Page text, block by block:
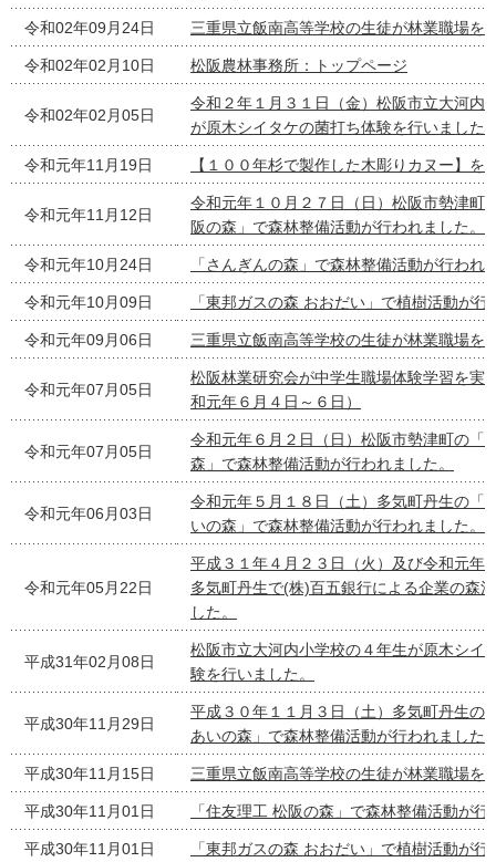
令和02年09月24日 三重県立飯南高等学校の生徒が林業職場を
令和02年02月10日 松阪農林事務所：トップページ
令和02年02月05日
令和２年１月３１日（金）松阪市立大河内
が原木シイタケの菌打ち体験を行いました
令和元年11月19日 【１００年杉で製作した木彫りカヌー】を
令和元年11月12日
令和元年１０月２７日（日）松阪市勢津町
阪の森」で森林整備活動が行われました。
令和元年10月24日 「さんぎんの森」で森林整備活動が行われ
令和元年10月09日 「東邦ガスの森 おおだい」で植樹活動が
令和元年09月06日 三重県立飯南高等学校の生徒が林業職場を
令和元年07月05日
松阪林業研究会が中学生職場体験学習を実
和元年６月４日～６日）
令和元年07月05日
令和元年６月２日（日）松阪市勢津町の「
森」で森林整備活動が行われました。
令和元年06月03日
令和元年５月１８日（土）多気町丹生の「
いの森」で森林整備活動が行われました。
令和元年05月22日
平成３１年４月２３日（火）及び令和元年
多気町丹生で(株)百五銀行による企業の森
した。
平成31年02月08日
松阪市立大河内小学校の４年生が原木シイ
験を行いました。
平成30年11月29日
平成３０年１１月３日（土）多気町丹生の
あいの森」で森林整備活動が行われました
平成30年11月15日 三重県立飯南高等学校の生徒が林業職場を
平成30年11月01日 「住友理工 松阪の森」で森林整備活動が
平成30年11月01日 「東邦ガスの森 おおだい」で植樹活動が